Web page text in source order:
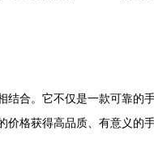
结合。它不仅是一款可靠的
格获得高品质、有意义的手